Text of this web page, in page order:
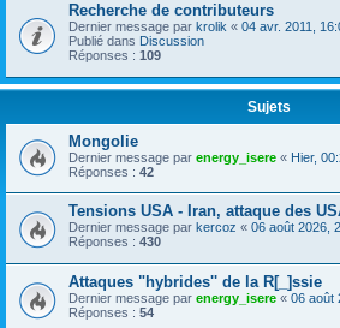
Recherche de contributeurs
Dernier message par krolik « 04 avr. 2011,
Publié dans Discussion
Réponses : 109
Sujets
Mongolie
Dernier message par energy_isere « Hier,
Réponses : 42
Tensions USA - Iran, attaque des
Dernier message par kercoz « 06 août 2026,
Réponses : 430
Attaques "hybrides'' de la R[_]ssie
Dernier message par energy_isere « 06 août
Réponses : 54